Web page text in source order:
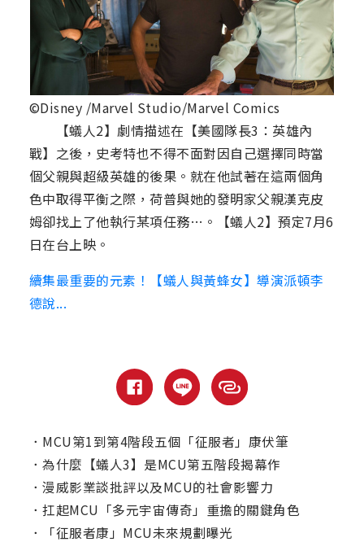
©Disney /Marvel Studio/Marvel Comics
【蟻人2】劇情描述在【美國隊長3：英雄內
戰】之後，史考特也不得不面對因自己選擇同時當
個父親與超級英雄的後果。就在他試著在這兩個角
色中取得平衡之際，荷普與她的發明家父親漢克皮
姆卻找上了他執行某項任務…。【蟻人2】預定7月6
日在台上映。
續集最重要的元素！【蟻人與黃蜂女】導演派頓李
德說...
． MCU第1到第4階段五個「征服者」康伏筆
． 為什麼【蟻人3】是MCU第五階段揭幕作
． 漫威影業談批評以及MCU的社會影響力
． 扛起MCU「多元宇宙傳奇」重擔的關鍵角色
．
「征服者康」MCU未來規劃曝光